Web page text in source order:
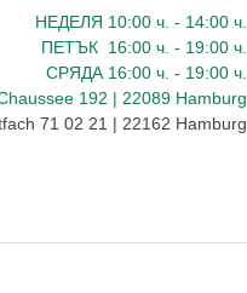
НЕДЕЛЯ 10:00 ч. - 14:00 ч.
ПЕТЪК 16:00 ч. - 19:00 ч.
СРЯДА 16:00 ч. - 19:00 ч.
192 | 22089 Hamburg
71 02 21 | 22162 Hamburg